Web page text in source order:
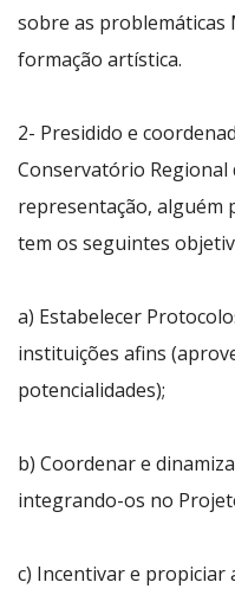
sobre as problemáticas
formação artística.
2- Presidido e
Conservatório Regional
representação, alguém
tem os seguintes
a) Estabelecer
instituições afins
potencialidades);
b) Coordenar e
integrando-os no
c) Incentivar e propiciar